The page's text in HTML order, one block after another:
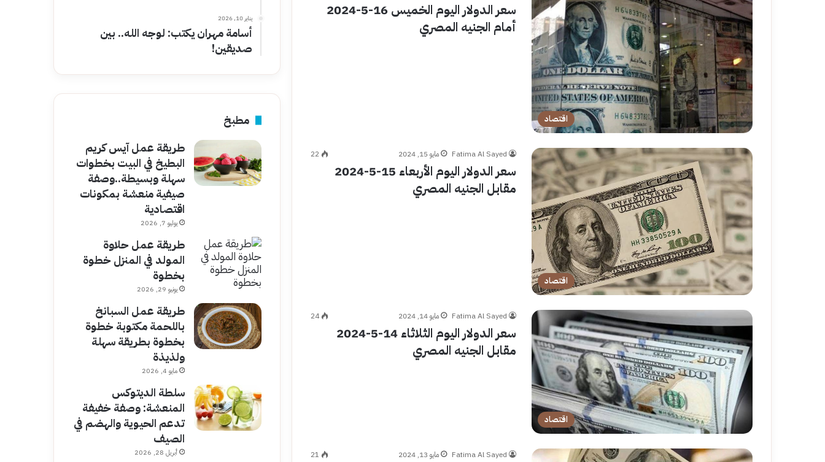
اقتصاد
سعر الدولار اليوم الخميس 16-5-2024
أمام الجنيه المصري
اقتصاد
Fatima Al Sayed مايو 15, 2024 22
سعر الدولار اليوم الأربعاء 15-5-2024
مقابل الجنيه المصري
اقتصاد
Fatima Al Sayed مايو 14, 2024 24
سعر الدولار اليوم الثلاثاء 14-5-2024
مقابل الجنيه المصري
Fatima Al Sayed مايو 13, 2024 21
يناير 10, 2026
أسامة مهران يكتب: لوجه الله.. بين
صديقين!
مطبخ
طريقة عمل آيس كريم
البطيخ في البيت بخطوات
سهلة وبسيطة..وصفة
صيفية منعشة بمكونات
اقتصادية
يوليو 7, 2026
طريقة عمل حلاوة
المولد في المنزل خطوة
بخطوة
يونيو 29, 2026
طريقة عمل السبانخ
باللحمة مكتوبة خطوة
بخطوة بطريقة سهلة
ولذيذة
مايو 4, 2026
سلطة الديتوكس
المنعشة: وصفة خفيفة
تدعم الحيوية والهضم في
الصيف
أبريل 28, 2026